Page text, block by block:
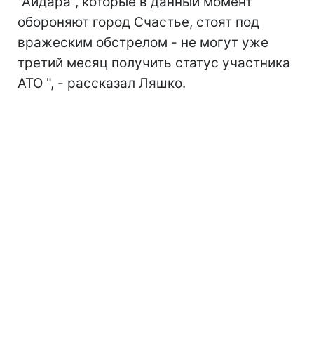
обороняют город Счастье, стоят под
вражеским обстрелом - не могут уже
третий месяц получить статус участника
АТО ", - рассказал Ляшко.